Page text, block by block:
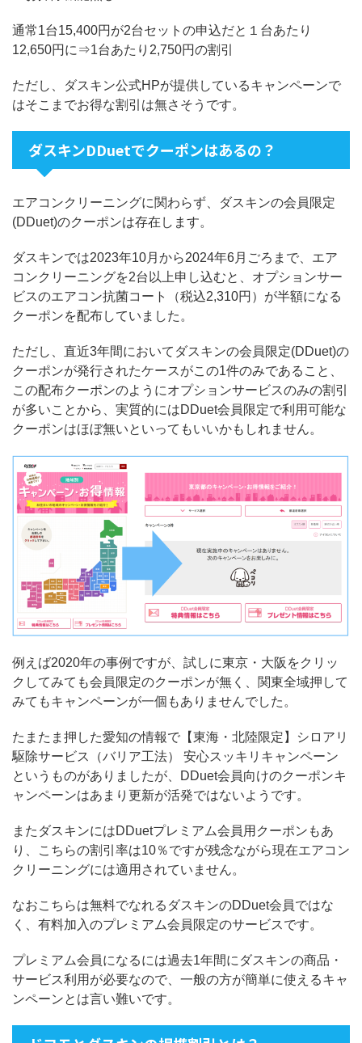
通常1台15,400円が2台セットの申込だと１台あたり
12,650円に⇒1台あたり2,750円の割引
ただし、ダスキン公式HPが提供しているキャンペーンで
はそこまでお得な割引は無さそうです。
ダスキンDDuetでクーポンはあるの？
エアコンクリーニングに関わらず、ダスキンの会員限定
(DDuet)のクーポンは存在します。
ダスキンでは2023年10月から2024年6月ごろまで、エア
コンクリーニングを2台以上申し込むと、オプションサー
ビスのエアコン抗菌コート（税込2,310円）が半額になる
クーポンを配布していました。
ただし、直近3年間においてダスキンの会員限定(DDuet)の
クーポンが発行されたケースがこの1件のみであること、
この配布クーポンのようにオプションサービスのみの割引
が多いことから、実質的にはDDuet会員限定で利用可能な
クーポンはほぼ無いといってもいいかもしれません。
例えば2020年の事例ですが、試しに東京・大阪をクリッ
クしてみても会員限定のクーポンが無く、関東全域押して
みてもキャンペーンが一個もありませんでした。
たまたま押した愛知の情報で【東海・北陸限定】シロアリ
駆除サービス（バリア工法） 安心スッキリキャンペーン
というものがありましたが、DDuet会員向けのクーポンキ
ャンペーンはあまり更新が活発ではないようです。
またダスキンにはDDuetプレミアム会員用クーポンもあ
り、こちらの割引率は10％ですが残念ながら現在エアコン
クリーニングには適用されていません。
なおこちらは無料でなれるダスキンのDDuet会員ではな
く、有料加入のプレミアム会員限定のサービスです。
プレミアム会員になるには過去1年間にダスキンの商品・
サービス利用が必要なので、一般の方が簡単に使えるキャ
ンペーンとは言い難いです。